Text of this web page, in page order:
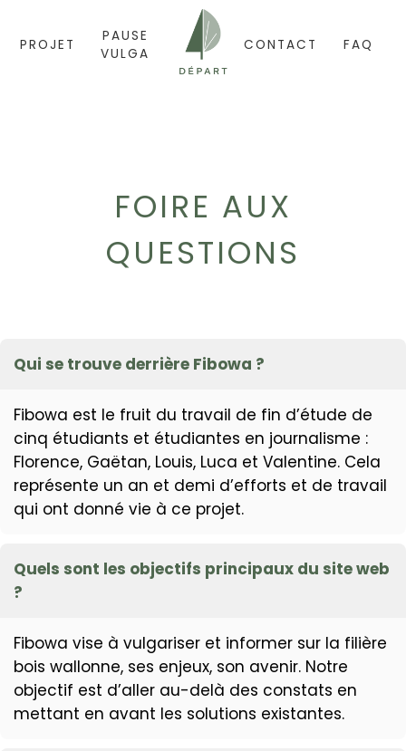
PROJET
PAUSE
VULGA
CONTACT FAQ
FOIRE AUX
QUESTIONS
Qui se trouve derrière Fibowa ?
Fibowa est le fruit du travail de fin d’étude de
cinq étudiants et étudiantes en journalisme :
Florence, Gaëtan, Louis, Luca et Valentine. Cela
représente un an et demi d’efforts et de travail
qui ont donné vie à ce projet.
Quels sont les objectifs principaux du site web
?
Fibowa vise à vulgariser et informer sur la filière
bois wallonne, ses enjeux, son avenir. Notre
objectif est d’aller au-delà des constats en
mettant en avant les solutions existantes.